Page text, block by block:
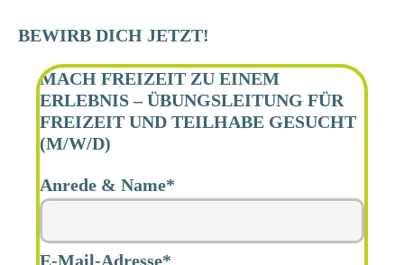
BEWIRB DICH JETZT!
MACH FREIZEIT ZU EINEM
ERLEBNIS – ÜBUNGSLEITUNG FÜR
FREIZEIT UND TEILHABE GESUCHT
(M/W/D)
Anrede & Name*
E-Mail-Adresse*
Alternative: